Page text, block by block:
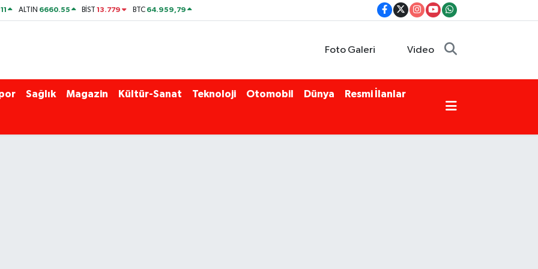
ALTIN 6660.55 BİST13.779 BTC 64.959,79
Foto Galeri Video
Sağlık Magazin Kültür-Sanat Teknoloji Otomobil Dünya Resmi İlanlar